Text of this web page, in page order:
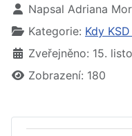
Napsal Adriana
Kategorie: Kdy
Zveřejněno: 15.
Zobrazení: 180